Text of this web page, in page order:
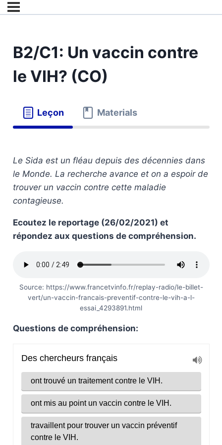
B2/C1: Un vaccin contre
le VIH? (CO)
Leçon Materials
Le Sida est un fléau depuis des décennies dans
le Monde. La recherche avance et on a espoir de
trouver un vaccin contre cette maladie
contagieuse.
Ecoutez le reportage (26/02/2021) et
répondez aux questions de compréhension.
Source: https://www.francetvinfo.fr/replay-radio/le-billet-
vert/un-vaccin-francais-preventif-contre-le-vih-a-l-
essai_4293891.html
Questions de compréhension: